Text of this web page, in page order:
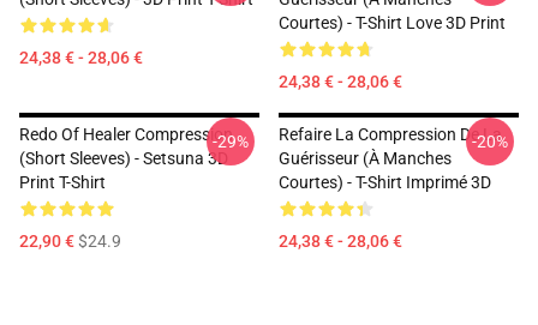
24,38 € - 28,06 €
Courtes) - T-Shirt Love 3D Print
24,38 € - 28,06 €
Redo Of Healer Compression
(short Sleeves) - Setsuna 3D
Print T-Shirt
22,90 €$24.9
-29%
Refaire La Compression De La
Guérisseur (à Manches
Courtes) - T-Shirt Imprimé 3D
24,38 € - 28,06 €
-20%